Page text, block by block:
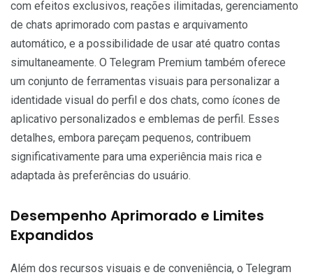
com efeitos exclusivos, reações ilimitadas, gerenciamento
de chats aprimorado com pastas e arquivamento
automático, e a possibilidade de usar até quatro contas
simultaneamente. O Telegram Premium também oferece
um conjunto de ferramentas visuais para personalizar a
identidade visual do perfil e dos chats, como ícones de
aplicativo personalizados e emblemas de perfil. Esses
detalhes, embora pareçam pequenos, contribuem
significativamente para uma experiência mais rica e
adaptada às preferências do usuário.
Desempenho Aprimorado e Limites
Expandidos
Além dos recursos visuais e de conveniência, o Telegram